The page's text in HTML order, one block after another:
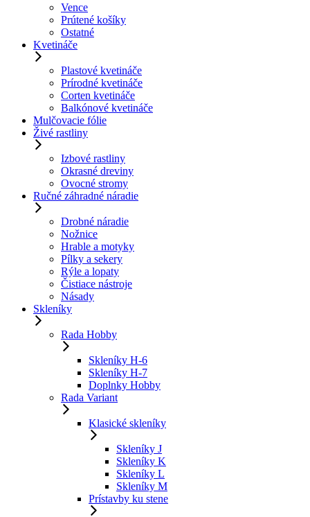
Vence
Prútené košíky
Ostatné
Kvetináče
Plastové kvetináče
Prírodné kvetináče
Corten kvetináče
Balkónové kvetináče
Mulčovacie fólie
Živé rastliny
Izbové rastliny
Okrasné dreviny
Ovocné stromy
Ručné záhradné náradie
Drobné náradie
Nožnice
Hrable a motyky
Pílky a sekery
Rýle a lopaty
Čistiace nástroje
Násady
Skleníky
Rada Hobby
Skleníky H-6
Skleníky H-7
Doplnky Hobby
Rada Variant
Klasické skleníky
Skleníky J
Skleníky K
Skleníky L
Skleníky M
Prístavby ku stene